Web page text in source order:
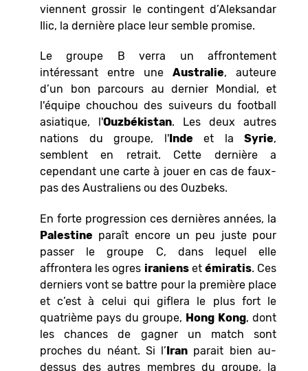
viennent grossir le contingent d’Aleksandar
Ilic, la dernière place leur semble promise.
Le groupe B verra un affrontement
intéressant entre une Australie, auteure
d’un bon parcours au dernier Mondial, et
l'équipe chouchou des suiveurs du football
asiatique, l'Ouzbékistan. Les deux autres
nations du groupe, l'Inde et la Syrie,
semblent en retrait. Cette dernière a
cependant une carte à jouer en cas de faux-
pas des Australiens ou des Ouzbeks.
En forte progression ces dernières années, la
Palestine paraît encore un peu juste pour
passer le groupe C, dans lequel elle
affrontera les ogres iranienset émiratis. Ces
derniers vont se battre pour la première place
et c’est à celui qui giflera le plus fort le
quatrième pays du groupe, Hong Kong, dont
les chances de gagner un match sont
proches du néant. Si l’ Iran parait bien au-
dessus des autres membres du groupe, la